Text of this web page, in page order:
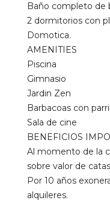
Baño completo de
2 dormitorios con
Domotica.
AMENITIES
Piscina
Gimnasio
Jardin Zen
Barbacoas con
Sala de cine
BENEFICIOS
Al momento de la
sobre valor de
Por 10 años
alquileres.